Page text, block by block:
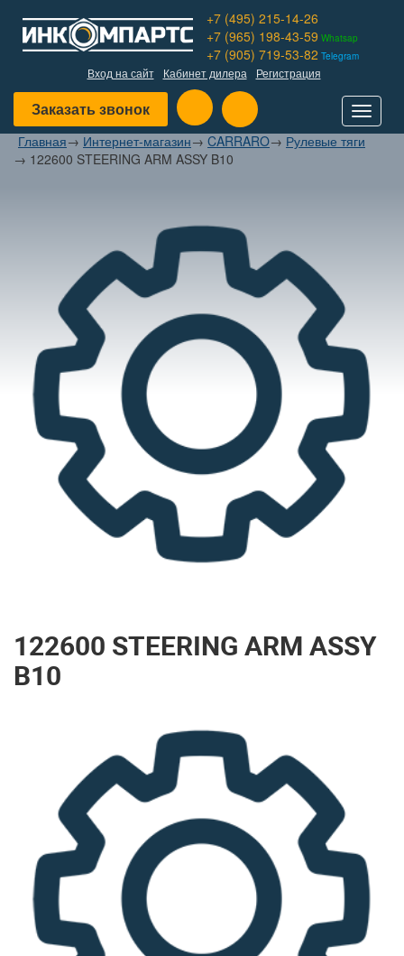
+7 (495) 215-14-26
+7 (965) 198-43-59 Whatsap
+7 (905) 719-53-82 Telegram
Вход на сайт Кабинет дилера Регистрация
Заказать звонок
Toggle
Главная→ Интернет-магазин→ CARRARO→ Рулевые тяги
→ 122600 STEERING ARM ASSY B10
122600 STEERING ARM ASSY
B10